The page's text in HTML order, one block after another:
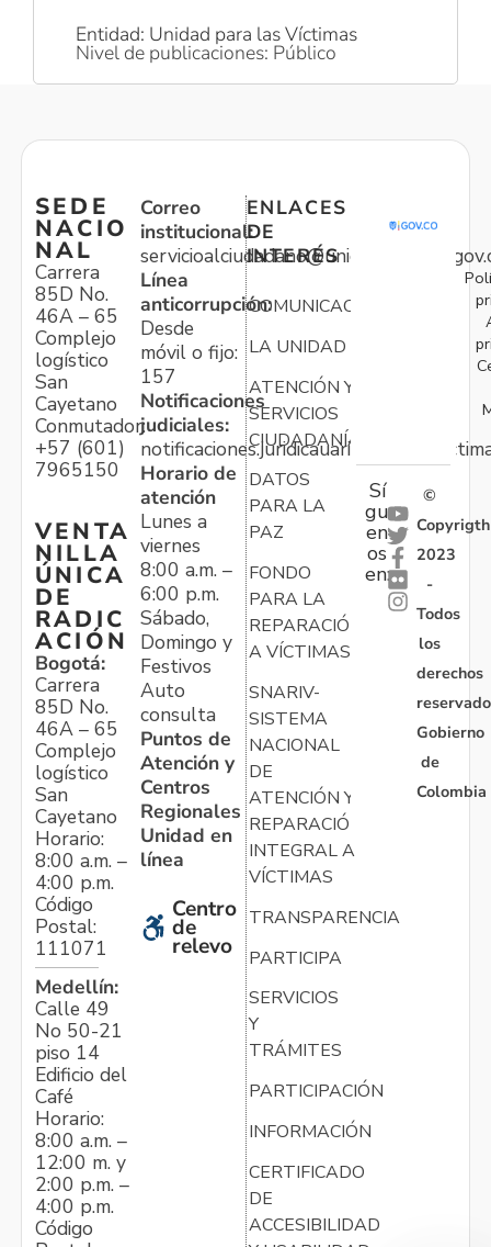
Entidad: Unidad para las Víctimas
Nivel de publicaciones: Público
SEDE
NACIO
NAL
Carrera
85D No.
46A – 65
Complejo
logístico
San
Cayetano
Conmutador:
+57 (601)
7965150
VENTA
NILLA
ÚNICA
DE
RADIC
ACIÓN
Bogotá:
Carrera
85D No.
46A – 65
Complejo
logístico
San
Cayetano
Horario:
8:00 a.m. –
4:00 p.m.
Código
Postal:
111071
Medellín:
Calle 49
No 50-21
piso 14
Edificio del
Café
Horario:
8:00 a.m. –
12:00 m. y
2:00 p.m. –
4:00 p.m.
Código
Correo
institucional:
Línea
anticorrupción:
Desde
móvil o fijo:
157
Notificaciones
judiciales:
Horario de
atención
Lunes a
viernes
8:00 a.m. –
6:00 p.m.
Sábado,
Domingo y
Festivos
Auto
consulta
Puntos de
Atención y
Centros
Regionales
Unidad en
línea
Centro
de
relevo
ENLACES
DE
INTERÉS
COMUNICACIONES
LA UNIDAD
ATENCIÓN Y
SERVICIOS
CIUDADANÍA
DATOS
PARA LA
PAZ
FONDO
PARA LA
REPARACIÓN
A VÍCTIMAS
SNARIV-
SISTEMA
NACIONAL
DE
ATENCIÓN Y
REPARACIÓN
INTEGRAL A
VÍCTIMAS
TRANSPARENCIA
PARTICIPA
SERVICIOS
Y
TRÁMITES
PARTICIPACIÓN
INFORMACIÓN
CERTIFICADO
DE
ACCESIBILIDAD
Sí
gu
en
os
en:
©
Copyrigth
2023
-
Todos
los
derechos
Gobierno
de
Colombia